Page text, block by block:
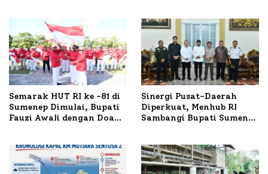
Semarak HUT RI ke -81 di
Sumenep Dimulai, Bupati
Fauzi Awali dengan Doa
Sinergi Pusat-Daerah
Diperkuat, Menhub RI
Sambangi Bupati Sumenep